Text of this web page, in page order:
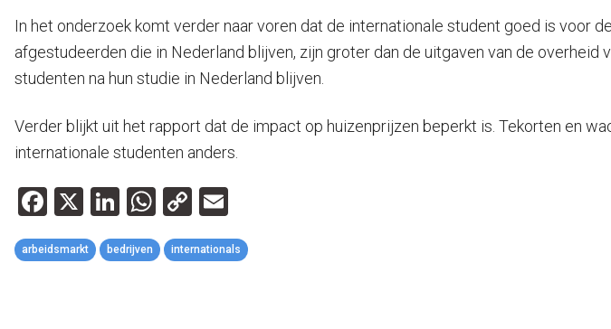
In het onderzoek komt verder naar voren dat de internationale student goed is voor
afgestudeerden die in Nederland blijven, zijn groter dan de uitgaven van de
studenten na hun studie in Nederland blijven.
Verder blijkt uit het rapport dat de impact op huizenprijzen beperkt is. Tekorten en
internationale studenten anders.
Facebook
X LinkedIn
WhatsApp
Copy
Link
arbeidsmarkt bedrijven internationals